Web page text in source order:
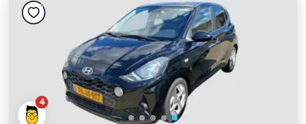
4